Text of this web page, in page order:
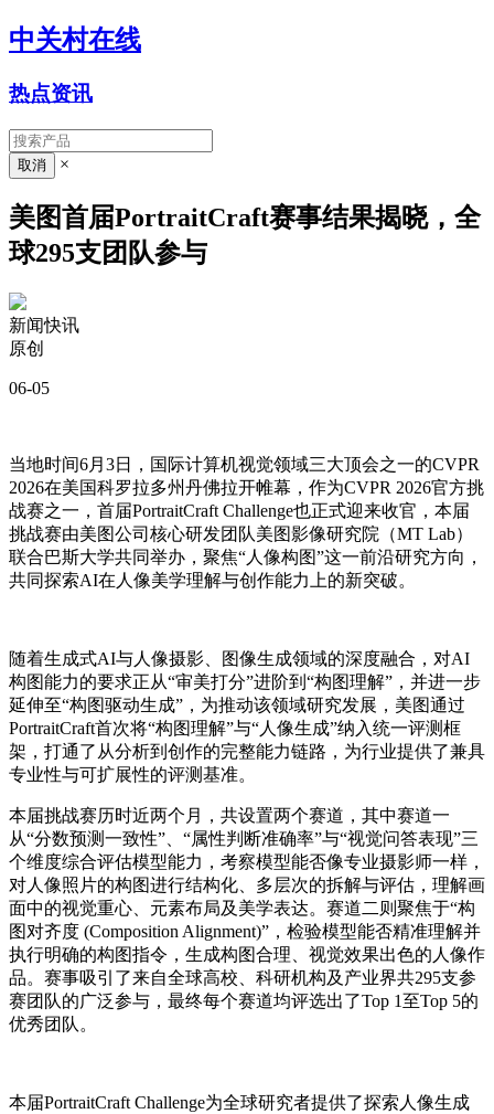
中关村在线
热点资讯
×
美图首届PortraitCraft赛事结果揭晓，全
球295支团队参与
新闻快讯
原创
06-05
当地时间6月3日，国际计算机视觉领域三大顶会之一的CVPR
2026在美国科罗拉多州丹佛拉开帷幕，作为CVPR 2026官方挑
战赛之一，首届PortraitCraft Challenge也正式迎来收官，本届
挑战赛由美图公司核心研发团队美图影像研究院（MT Lab）
联合巴斯大学共同举办，聚焦“人像构图”这一前沿研究方向，
共同探索AI在人像美学理解与创作能力上的新突破。
随着生成式AI与人像摄影、图像生成领域的深度融合，对AI
构图能力的要求正从“审美打分”进阶到“构图理解”，并进一步
延伸至“构图驱动生成”，为推动该领域研究发展，美图通过
PortraitCraft首次将“构图理解”与“人像生成”纳入统一评测框
架，打通了从分析到创作的完整能力链路，为行业提供了兼具
专业性与可扩展性的评测基准。
本届挑战赛历时近两个月，共设置两个赛道，其中赛道一
从“分数预测一致性”、“属性判断准确率”与“视觉问答表现”三
个维度综合评估模型能力，考察模型能否像专业摄影师一样，
对人像照片的构图进行结构化、多层次的拆解与评估，理解画
面中的视觉重心、元素布局及美学表达。赛道二则聚焦于“构
图对齐度 (Composition Alignment)”，检验模型能否精准理解并
执行明确的构图指令，生成构图合理、视觉效果出色的人像作
品。赛事吸引了来自全球高校、科研机构及产业界共295支参
赛团队的广泛参与，最终每个赛道均评选出了Top 1至Top 5的
优秀团队。
本届PortraitCraft Challenge为全球研究者提供了探索人像生成